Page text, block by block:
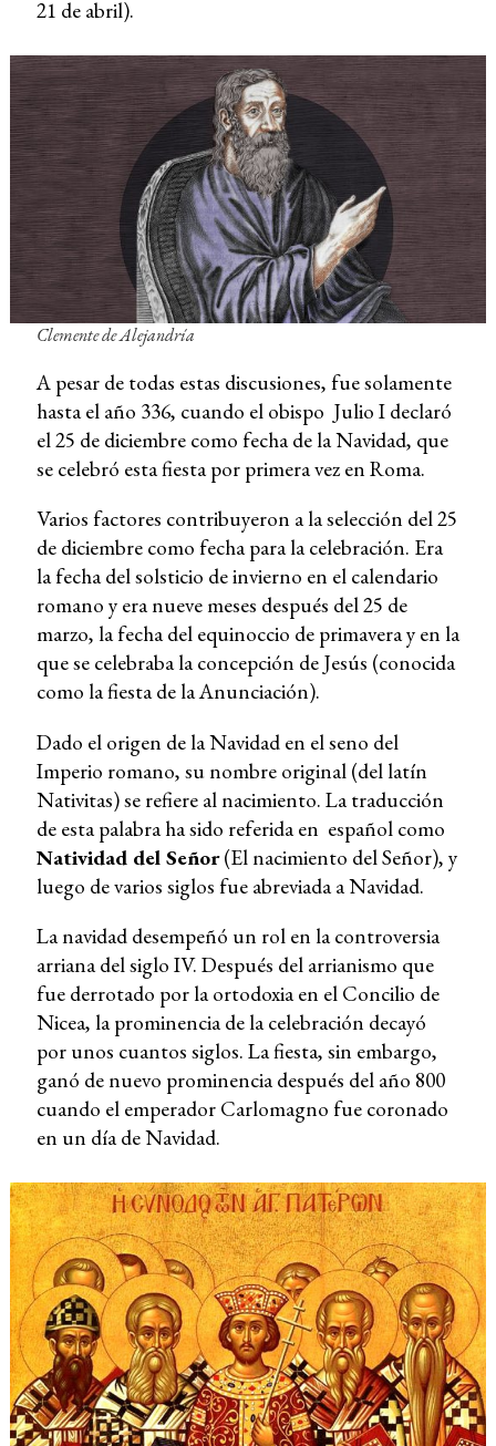
21 de abril).
Clemente de Alejandría
A pesar de todas estas discusiones, fue solamente
hasta el año 336, cuando el obispo Julio I declaró
el 25 de diciembre como fecha de la Navidad, que
se celebró esta fiesta por primera vez en Roma.
Varios factores contribuyeron a la selección del 25
de diciembre como fecha para la celebración. Era
la fecha del solsticio de invierno en el calendario
romano y era nueve meses después del 25 de
marzo, la fecha del equinoccio de primavera y en la
que se celebraba la concepción de Jesús (conocida
como la fiesta de la Anunciación).
Dado el origen de la Navidad en el seno del
Imperio romano, su nombre original (del latín
Nativitas) se refiere al nacimiento. La traducción
de esta palabra ha sido referida en español como
Natividad del Señor(El nacimiento del Señor), y
luego de varios siglos fue abreviada a Navidad.
La navidad desempeñó un rol en la controversia
arriana del siglo IV. Después del arrianismo que
fue derrotado por la ortodoxia en el Concilio de
Nicea, la prominencia de la celebración decayó
por unos cuantos siglos. La fiesta, sin embargo,
ganó de nuevo prominencia después del año 800
cuando el emperador Carlomagno fue coronado
en un día de Navidad.